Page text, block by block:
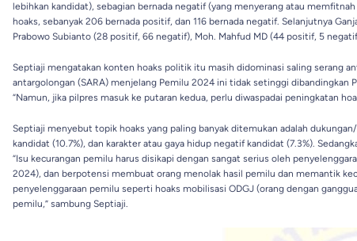
lebihkan kandidat), sebagian bernada negatif (yang menyerang atau
hoaks, sebanyak 206 bernada positif, dan 116 bernada negatif. Selanjutnya
Prabowo Subianto (28 positif, 66 negatif), Moh. Mahfud MD (44 positif, 5
Septiaji mengatakan konten hoaks politik itu masih didominasi saling serang
antargolongan (SARA) menjelang Pemilu 2024 ini tidak setinggi dibandingkan
“Namun, jika pilpres masuk ke putaran kedua, perlu diwaspadai peningkatan
Septiaji menyebut topik hoaks yang paling banyak ditemukan adalah
kandidat (10.7%), dan karakter atau gaya hidup negatif kandidat (7.3%).
“Isu kecurangan pemilu harus disikapi dengan sangat serius oleh
2024), dan berpotensi membuat orang menolak hasil pemilu dan memantik
penyelenggaraan pemilu seperti hoaks mobilisasi ODGJ (orang dengan
pemilu,” sambung Septiaji.